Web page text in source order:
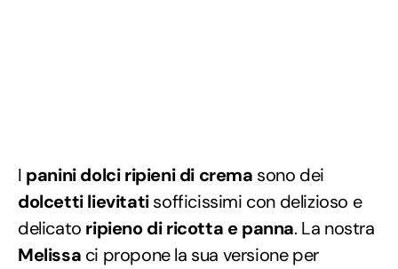
I panini dolci ripieni di crema sono dei
dolcetti lievitatisofficissimi con delizioso e
delicato ripieno di ricotta e panna. La nostra
Melissa ci propone la sua versione per